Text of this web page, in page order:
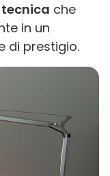
che
in un
di prestigio.